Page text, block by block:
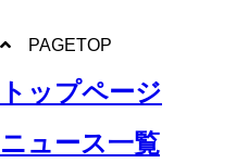
PAGETOP
トップページ
ニュース一覧